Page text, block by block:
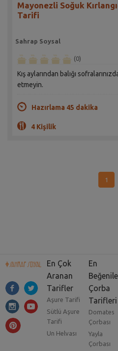
Mayonezli Soğuk
Tarifi
Sahrap Soysal
(0)
Kış aylarından balığı
etmeyin.
Hazırlama 45 dakika
4 Kişilik
1
En Çok
Aranan
Tarifler
Aşure Tarifi
Sütlü Aşure
Tarifi
Un Helvası
En
Çorba
Tarifleri
Domates
Çorbası
Yayla
Çorbası